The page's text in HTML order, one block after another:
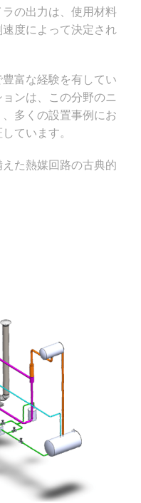
の出力は、使用材料
度によって決定され
富な経験を有してい
ンは、この分野のニ
多くの設置事例にお
ています。
た熱媒回路の古典的